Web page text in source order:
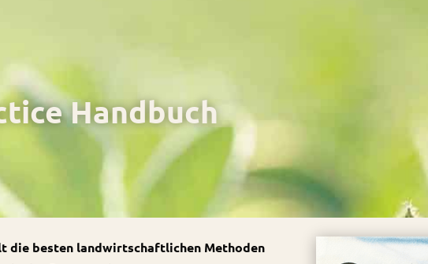
Handbuch
die besten landwirtschaftlichen Methoden